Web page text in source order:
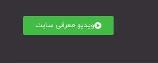
ویدیو معرفی سایت